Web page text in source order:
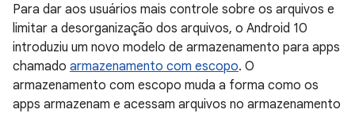
Para dar aos usuários mais controle sobre os arquivos e
limitar a desorganização dos arquivos, o Android 10
introduziu um novo modelo de armazenamento para apps
chamado armazenamento com escopo. O
armazenamento com escopo muda a forma como os
apps armazenam e acessam arquivos no armazenamento